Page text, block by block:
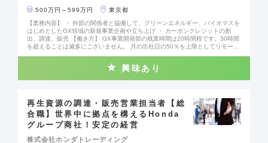
500万円～599万円
東京都
【業務内容】 ・ 外部の関係者と協働して、グリーンエネルギー、バイオマスを
はじめとしたGX領域の新規事業企画や立ち上げ ・ カーボンクレジットの創
出、調達、販売 【働き方】 GX事業開発部の残業時間は20時間程です。30時間
を超えることは滅多にございません。 月の出社日の50％を上限としてリモート
興味あり
再生資源の調達・販売営業担当者【総
合職】世界中に拠点を構えるHonda
グループ商社！安定の経営
株式会社ホンダトレーディング